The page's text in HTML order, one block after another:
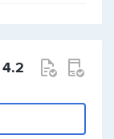
4.2